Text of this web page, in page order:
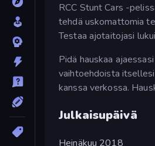
RCC Stunt Cars -
tehdä uskomattomia
Testaa ajotaitojasi
Pidä hauskaa
vaihtoehdoista
kanssa verkossa.
Julkaisupäivä
Heinäkuu 2018